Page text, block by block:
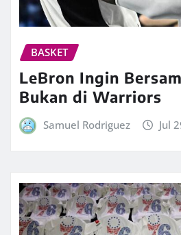
BASKET
LeBron Ingin
Bukan di Warriors
Samuel Rodriguez Jul